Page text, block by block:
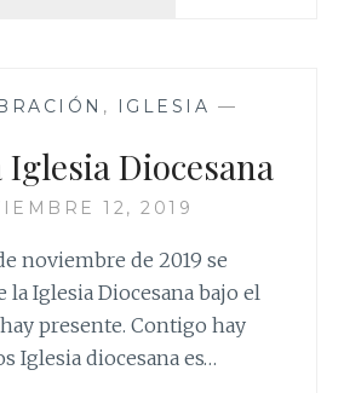
POBRES
, IGLESIA —
Iglesia Diocesana
12, 2019
noviembre de 2019 se
la Iglesia Diocesana bajo el
presente. Contigo hay
Iglesia diocesana es…